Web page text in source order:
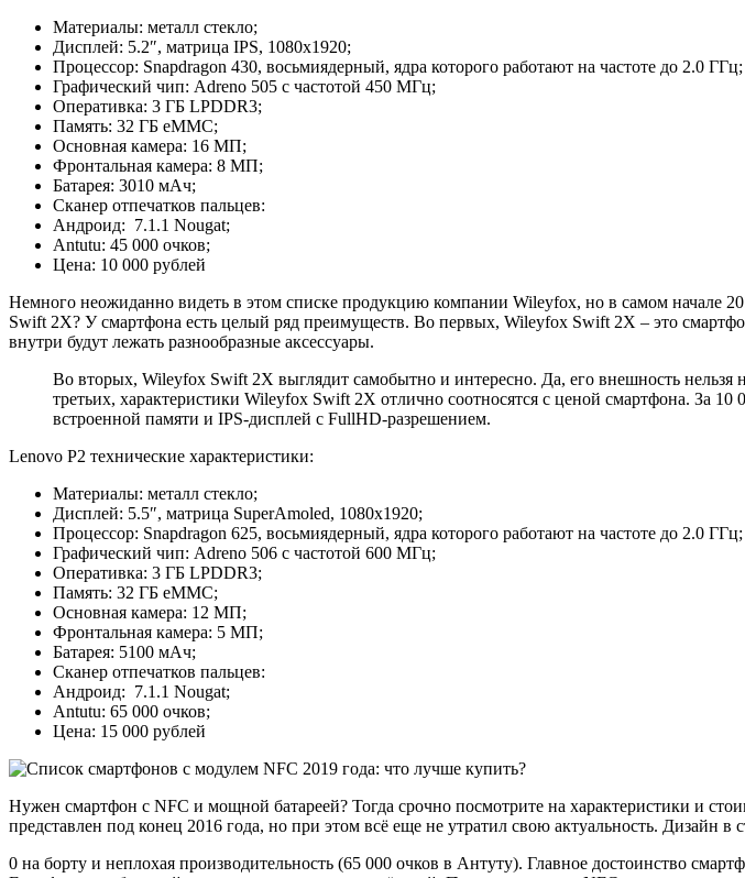
Материалы: металл стекло;
Дисплей: 5.2″, матрица IPS, 1080х1920;
Процессор: Snapdragon 430, восьмиядерный, ядра которого работают на частоте до 2.0 ГГц;
Графический чип: Adreno 505 с частотой 450 МГц;
Оперативка: 3 ГБ LPDDR3;
Память: 32 ГБ eMMC;
Основная камера: 16 МП;
Фронтальная камера: 8 МП;
Батарея: 3010 мАч;
Сканер отпечатков пальцев:
Андроид: 7.1.1 Nougat;
Antutu: 45 000 очков;
Цена: 10 000 рублей
Немного неожиданно видеть в этом списке продукцию компании Wileyfox, но в самом начале
Swift 2X? У смартфона есть целый ряд преимуществ. Во первых, Wileyfox Swift 2X – это
внутри будут лежать разнообразные аксессуары.
Во вторых, Wileyfox Swift 2X выглядит самобытно и интересно. Да, его внешность нельзя
третьих, характеристики Wileyfox Swift 2X отлично соотносятся с ценой смартфона. За
встроенной памяти и IPS-дисплей с FullHD-разрешением.
Lenovo P2 технические характеристики:
Материалы: металл стекло;
Дисплей: 5.5″, матрица SuperAmoled, 1080х1920;
Процессор: Snapdragon 625, восьмиядерный, ядра которого работают на частоте до 2.0 ГГц;
Графический чип: Adreno 506 с частотой 600 МГц;
Оперативка: 3 ГБ LPDDR3;
Память: 32 ГБ eMMC;
Основная камера: 12 МП;
Фронтальная камера: 5 МП;
Батарея: 5100 мАч;
Сканер отпечатков пальцев:
Андроид: 7.1.1 Nougat;
Antutu: 65 000 очков;
Цена: 15 000 рублей
Нужен смартфон с NFC и мощной батареей? Тогда срочно посмотрите на характеристики и
представлен под конец 2016 года, но при этом всё еще не утратил свою актуальность. Дизайн
0 на борту и неплохая производительность (65 000 очков в Антуту). Главное достоинство